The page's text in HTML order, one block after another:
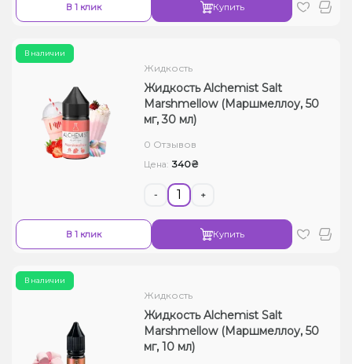
В 1 клик Купить
В наличии
Жидкость
Жидкость Alchemist Salt
Marshmellow (Маршмеллоу, 50
мг, 30 мл)
0 Отзывов
Цена: 340₴
- +
В 1 клик Купить
В наличии
Жидкость
Жидкость Alchemist Salt
Marshmellow (Маршмеллоу, 50
мг, 10 мл)